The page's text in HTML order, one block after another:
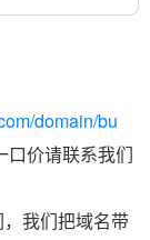
domain/bu
口价请联系我们
我们把域名带